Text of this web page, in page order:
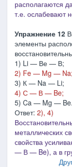
располагаются
т.е. ослабевают
Упражнение 12
элементы
1) Li — Ве — В;
2) Fe — Mg —
3) К — Na — Li;
4) С — В — Be;
5) Ca — Mg — Be.
Ответ: 2), 4)
металлических
свойства
— В — Be), а в